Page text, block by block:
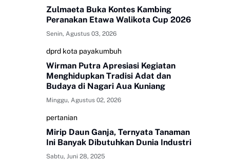
Zulmaeta Buka Kontes Kambing
Peranakan Etawa Walikota Cup 2026
Senin, Agustus 03, 2026
dprd kota payakumbuh
Wirman Putra Apresiasi Kegiatan
Menghidupkan Tradisi Adat dan
Budaya di Nagari Aua Kuniang
Minggu, Agustus 02, 2026
pertanian
Mirip Daun Ganja, Ternyata Tanaman
Ini Banyak Dibutuhkan Dunia Industri
Sabtu, Juni 28, 2025